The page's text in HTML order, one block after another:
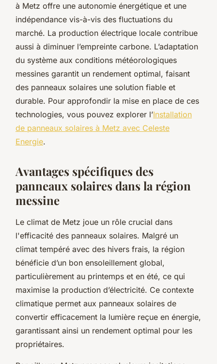
à Metz offre une autonomie énergétique et une
indépendance vis-à-vis des fluctuations du
marché. La production électrique locale contribue
aussi à diminuer l’empreinte carbone. L’adaptation
du système aux conditions météorologiques
messines garantit un rendement optimal, faisant
des panneaux solaires une solution fiable et
durable. Pour approfondir la mise en place de ces
technologies, vous pouvez explorer l’Installation
de panneaux solaires à Metz avec Celeste
Energie.
Avantages spécifiques des
panneaux solaires dans la région
messine
Le climat de Metz joue un rôle crucial dans
l'efficacité des panneaux solaires. Malgré un
climat tempéré avec des hivers frais, la région
bénéficie d’un bon ensoleillement global,
particulièrement au printemps et en été, ce qui
maximise la production d’électricité. Ce contexte
climatique permet aux panneaux solaires de
convertir efficacement la lumière reçue en énergie,
garantissant ainsi un rendement optimal pour les
propriétaires.